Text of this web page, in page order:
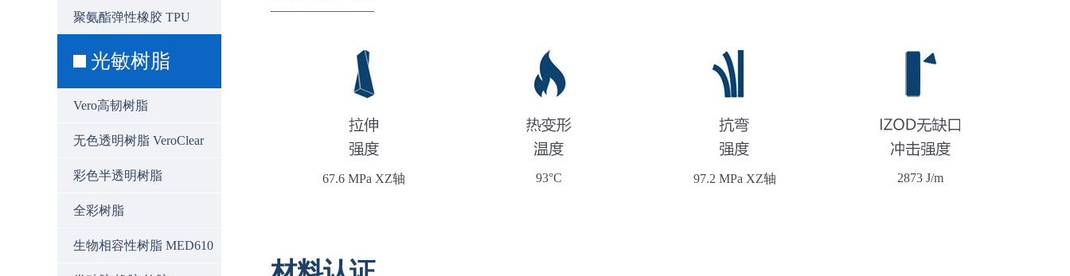
聚氨酯弹性橡胶 TPU
光敏树脂
Vero高韧树脂
无色透明树脂 VeroClear
彩色半透明树脂
全彩树脂
生物相容性树脂 MED610
67.6 MPa XZ轴 93°C 97.2 MPa XZ轴 2873 J/m